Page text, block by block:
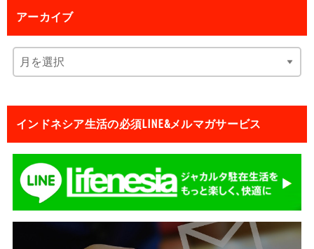
アーカイブ
インドネシア生活の必須LINE&メルマガサービス